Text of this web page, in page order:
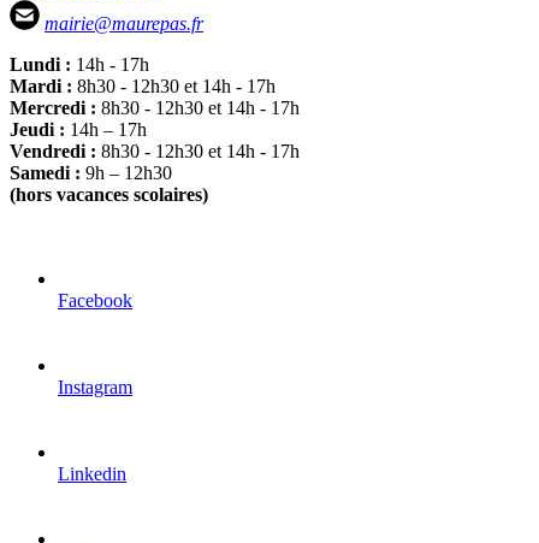
mairie@maurepas.fr
Lundi : 14h - 17h
Mardi : 8h30 - 12h30 et 14h - 17h
Mercredi : 8h30 - 12h30 et 14h - 17h
Jeudi : 14h – 17h
Vendredi : 8h30 - 12h30 et 14h - 17h
Samedi : 9h – 12h30
(hors vacances scolaires)
Facebook
Instagram
Linkedin